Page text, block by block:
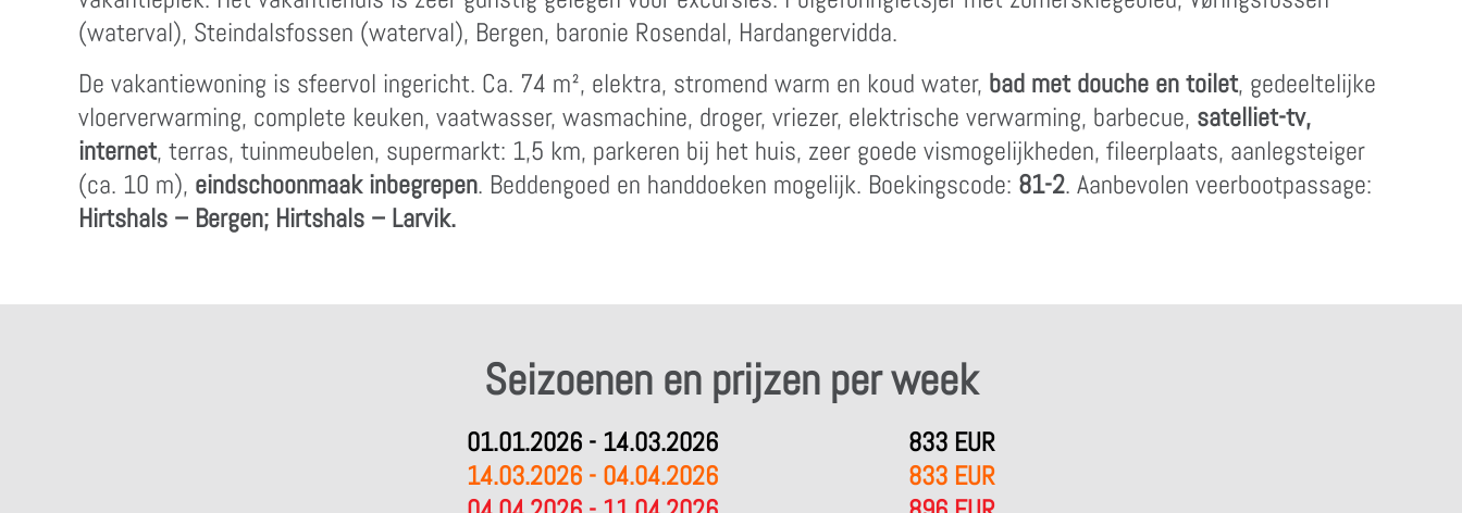
(waterval), Steindalsfossen (waterval), Bergen, baronie Rosendal, Hardangervidda.
De vakantiewoning is sfeervol ingericht. Ca. 74 m², elektra, stromend warm en koud water, bad met douche en toilet, gedeeltelijke
vloerverwarming, complete keuken, vaatwasser, wasmachine, droger, vriezer, elektrische verwarming, barbecue, satelliet-tv,
internet, terras, tuinmeubelen, supermarkt: 1,5 km, parkeren bij het huis, zeer goede vismogelijkheden, fileerplaats, aanlegsteiger
(ca. 10 m), eindschoonmaak inbegrepen. Beddengoed en handdoeken mogelijk. Boekingscode: 81-2. Aanbevolen veerbootpassage:
Hirtshals – Bergen; Hirtshals – Larvik.
Seizoenen en prijzen per week
01.01.2026 - 14.03.2026
833 EUR
14.03.2026 - 04.04.2026
833 EUR